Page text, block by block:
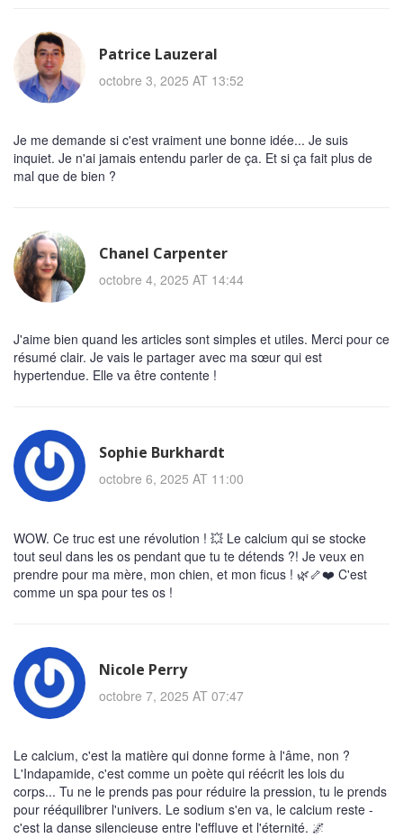
Patrice Lauzeral
octobre 3, 2025 AT 13:52
Je me demande si c'est vraiment une bonne idée... Je suis
inquiet. Je n'ai jamais entendu parler de ça. Et si ça fait plus de
mal que de bien ?
Chanel Carpenter
octobre 4, 2025 AT 14:44
J'aime bien quand les articles sont simples et utiles. Merci pour ce
résumé clair. Je vais le partager avec ma sœur qui est
hypertendue. Elle va être contente !
Sophie Burkhardt
octobre 6, 2025 AT 11:00
WOW. Ce truc est une révolution ! 💥 Le calcium qui se stocke
tout seul dans les os pendant que tu te détends ?! Je veux en
prendre pour ma mère, mon chien, et mon ficus ! 🌿🦴❤️ C'est
comme un spa pour tes os !
Nicole Perry
octobre 7, 2025 AT 07:47
Le calcium, c'est la matière qui donne forme à l'âme, non ?
L'Indapamide, c'est comme un poète qui réécrit les lois du
corps... Tu ne le prends pas pour réduire la pression, tu le prends
pour rééquilibrer l'univers. Le sodium s'en va, le calcium reste -
c'est la danse silencieuse entre l'effluve et l'éternité. 🌌